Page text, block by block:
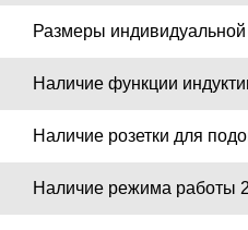
Размеры
Наличие функции
Наличие розетки для
Наличие режима работы